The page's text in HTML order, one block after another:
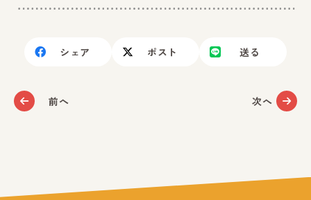
シェア ポスト 送る
前へ 次へ